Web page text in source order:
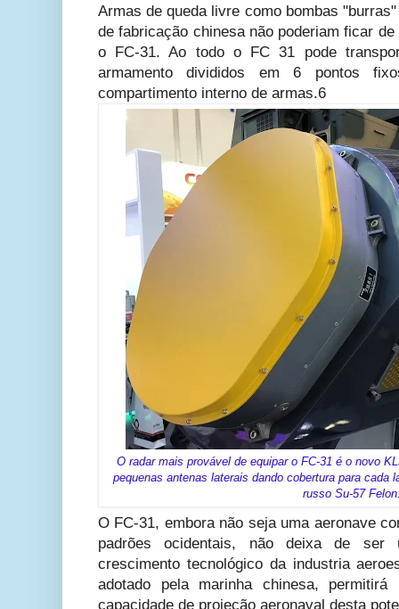
Armas de queda livre como bombas
de fabricação chinesa não poderiam ficar
o FC-31. Ao todo o FC 31 pode
armamento divididos em 6 pontos
compartimento interno de armas.6
O radar mais provável de equipar o FC-31 é o novo
pequenas antenas laterais dando cobertura para cada
russo Su-57
O FC-31, embora não seja uma aeronave
padrões ocidentais, não deixa de ser
crescimento tecnológico da industria
adotado pela marinha chinesa,
capacidade de projeção aeronaval desta